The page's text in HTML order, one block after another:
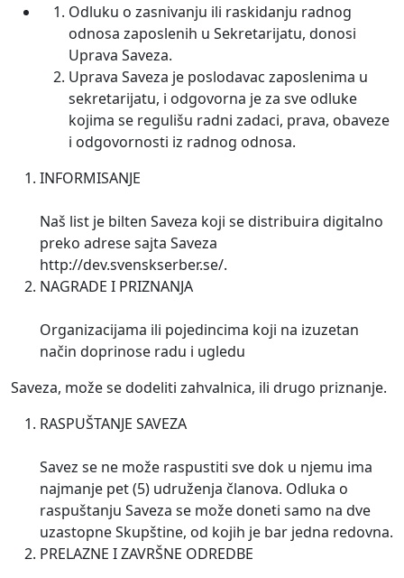
Odluku o zasnivanju ili raskidanju radnog
odnosa zaposlenih u Sekretarijatu, donosi
Uprava Saveza.
Uprava Saveza je poslodavac zaposlenima u
sekretarijatu, i odgovorna je za sve odluke
kojima se regulišu radni zadaci, prava, obaveze
i odgovornosti iz radnog odnosa.
INFORMISANJE
Naš list je bilten Saveza koji se distribuira digitalno
preko adrese sajta Saveza
http://dev.svenskserber.se/.
NAGRADE I PRIZNANJA
Organizacijama ili pojedincima koji na izuzetan
način doprinose radu i ugledu
Saveza, može se dodeliti zahvalnica, ili drugo priznanje.
RASPUŠTANJE SAVEZA
Savez se ne može raspustiti sve dok u njemu ima
najmanje pet (5) udruženja članova. Odluka o
raspuštanju Saveza se može doneti samo na dve
uzastopne Skupštine, od kojih je bar jedna redovna.
PRELAZNE I ZAVRŠNE ODREDBE